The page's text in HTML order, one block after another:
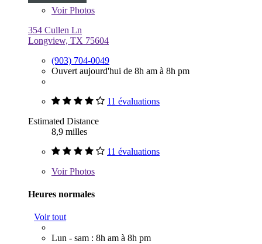
VoirPhotos
354 Cullen Ln
Longview, TX 75604
(903) 704-0049
Ouvert aujourd'hui de 8h am à 8h pm
11 évaluations
Estimated Distance
8,9 milles
11 évaluations
VoirPhotos
Heures normales
Voir tout
Lun - sam : 8h am à 8h pm